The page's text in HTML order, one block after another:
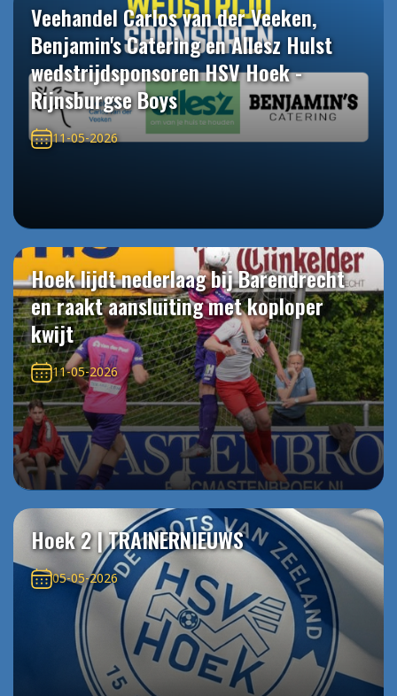
Veehandel Carlos van der Veeken,
Benjamin's Catering en Allesz Hulst
wedstrijdsponsoren HSV Hoek -
Rijnsburgse Boys
11-05-2026
Hoek lijdt nederlaag bij Barendrecht
en raakt aansluiting met koploper
kwijt
11-05-2026
Hoek 2 | TRAINERNIEUWS
05-05-2026